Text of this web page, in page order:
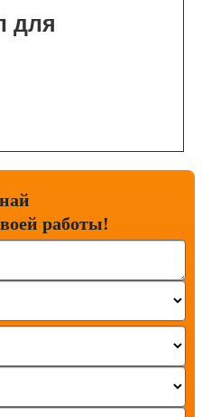
для
работы!